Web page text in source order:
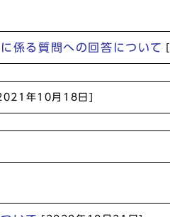
係る質問への回答について
年10月18日]